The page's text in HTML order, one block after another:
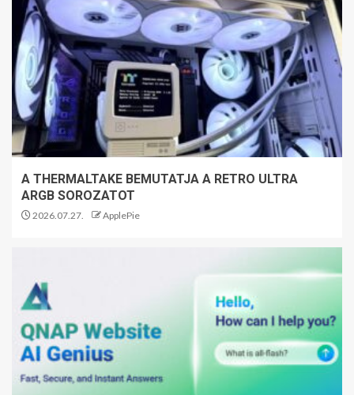
A THERMALTAKE BEMUTATJA A RETRO ULTRA
ARGB SOROZATOT
2026.07.27. ApplePie